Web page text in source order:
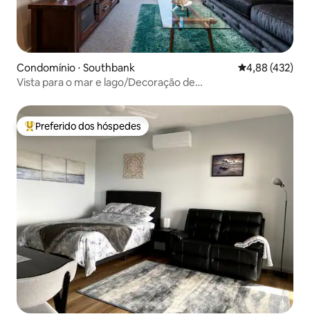
Condomínio ⋅ Southbank 4,88 de uma
4,88 (432)
Vista para o mar e lago/Decoração de
Entre os melhores preferidos dos hóspedes
Preferido dos hóspedes